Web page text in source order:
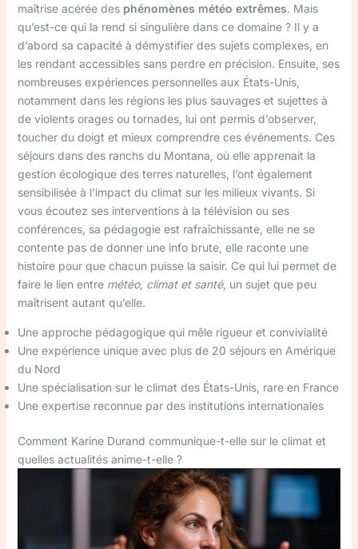
maîtrise acérée des phénomènes météo extrêmes. Mais
qu’est-ce qui la rend si singulière dans ce domaine ? Il y a
d’abord sa capacité à démystifier des sujets complexes, en
les rendant accessibles sans perdre en précision. Ensuite, ses
nombreuses expériences personnelles aux États-Unis,
notamment dans les régions les plus sauvages et sujettes à
de violents orages ou tornades, lui ont permis d’observer,
toucher du doigt et mieux comprendre ces événements. Ces
séjours dans des ranchs du Montana, où elle apprenait la
gestion écologique des terres naturelles, l’ont également
sensibilisée à l’impact du climat sur les milieux vivants. Si
vous écoutez ses interventions à la télévision ou ses
conférences, sa pédagogie est rafraîchissante, elle ne se
contente pas de donner une info brute, elle raconte une
histoire pour que chacun puisse la saisir. Ce qui lui permet de
faire le lien entre météo, climat et santé, un sujet que peu
maîtrisent autant qu’elle.
Une approche pédagogique qui mêle rigueur et convivialité
Une expérience unique avec plus de 20 séjours en Amérique
du Nord
Une spécialisation sur le climat des États-Unis, rare en France
Une expertise reconnue par des institutions internationales
Comment Karine Durand communique-t-elle sur le climat et
quelles actualités anime-t-elle ?